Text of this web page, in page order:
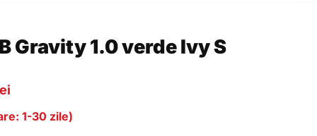
Gravity 1.0 verde Ivy S
curent
este:
1-30 zile)